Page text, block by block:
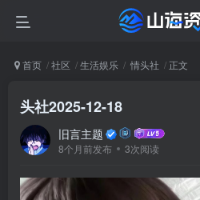
首页 社区 生活娱乐 情头社 正文
头社2025-12-18
旧言主题
8个月前发布 3次阅读